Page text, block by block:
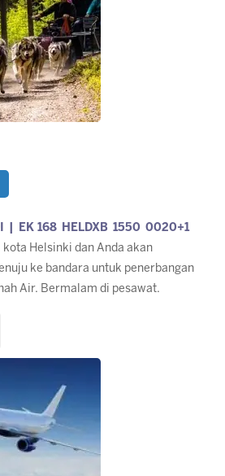
| EK 168 HELDXB 1550 0020+1
kota Helsinki dan Anda akan
ke bandara untuk penerbangan
Air. Bermalam di pesawat.